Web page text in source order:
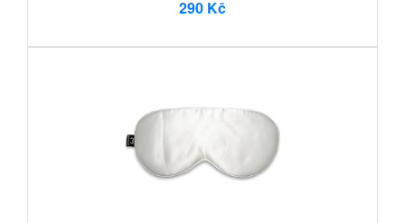
290 Kč